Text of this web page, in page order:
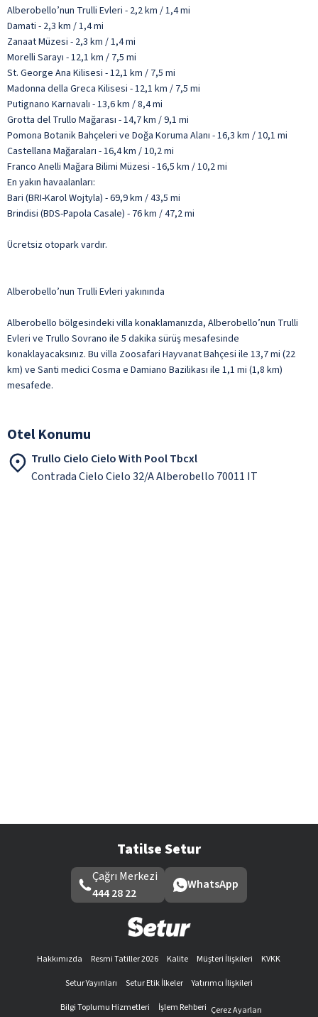
Alberobello’nun Trulli Evleri - 2,2 km / 1,4 mi
Damati - 2,3 km / 1,4 mi
Zanaat Müzesi - 2,3 km / 1,4 mi
Morelli Sarayı - 12,1 km / 7,5 mi
St. George Ana Kilisesi - 12,1 km / 7,5 mi
Madonna della Greca Kilisesi - 12,1 km / 7,5 mi
Putignano Karnavalı - 13,6 km / 8,4 mi
Grotta del Trullo Mağarası - 14,7 km / 9,1 mi
Pomona Botanik Bahçeleri ve Doğa Koruma Alanı - 16,3 km / 10,1 mi
Castellana Mağaraları - 16,4 km / 10,2 mi
Franco Anelli Mağara Bilimi Müzesi - 16,5 km / 10,2 mi
En yakın havaalanları:
Bari (BRI-Karol Wojtyla) - 69,9 km / 43,5 mi
Brindisi (BDS-Papola Casale) - 76 km / 47,2 mi
Ücretsiz otopark vardır.
Alberobello’nun Trulli Evleri yakınında
Alberobello bölgesindeki villa konaklamanızda, Alberobello’nun Trulli
Evleri ve Trullo Sovrano ile 5 dakika sürüş mesafesinde
konaklayacaksınız. Bu villa Zoosafari Hayvanat Bahçesi ile 13,7 mi (22
km) ve Santi medici Cosma e Damiano Bazilikası ile 1,1 mi (1,8 km)
mesafede.
Otel Konumu
Trullo Cielo Cielo With Pool Tbcxl
Contrada Cielo Cielo 32/A Alberobello 70011 IT
Tatilse Setur
Çağrı Merkezi
444 28 22
WhatsApp
Hakkımızda Resmi Tatiller 2026 Kalite Müşteri İlişkileri
KVKK
Setur Yayınları
Setur Etik İlkeler
Yatırımcı İlişkileri
Bilgi Toplumu Hizmetleri
İşlem Rehberi Çerez Ayarları